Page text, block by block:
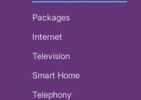
Packages
Internet
Television
Smart Home
Telephony